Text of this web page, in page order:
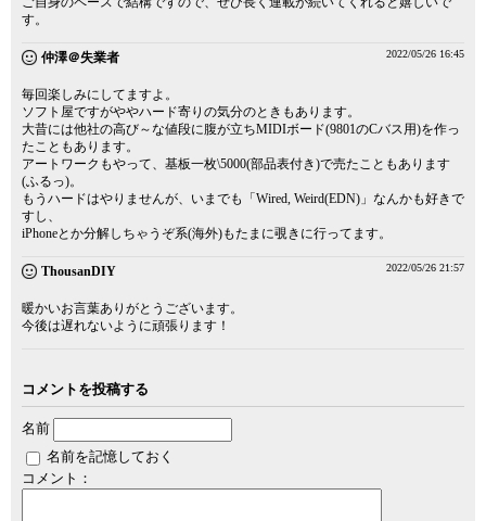
す。
仲澤＠失業者 2022/05/26 16:45
毎回楽しみにしてますよ。
ソフト屋ですがややハード寄りの気分のときもあります。
大昔には他社の高び～な値段に腹が立ちMIDIボード(9801のCバス用)を作っ
たこともあります。
アートワークもやって、基板一枚\5000(部品表付き)で売たこともあります
(ふるっ)。
もうハードはやりませんが、いまでも「Wired, Weird(EDN)」なんかも好きで
すし、
iPhoneとか分解しちゃうぞ系(海外)もたまに覗きに行ってます。
ThousanDIY 2022/05/26 21:57
暖かいお言葉ありがとうございます。
今後は遅れないように頑張ります！
コメントを投稿する
名前
名前を記憶しておく
コメント：